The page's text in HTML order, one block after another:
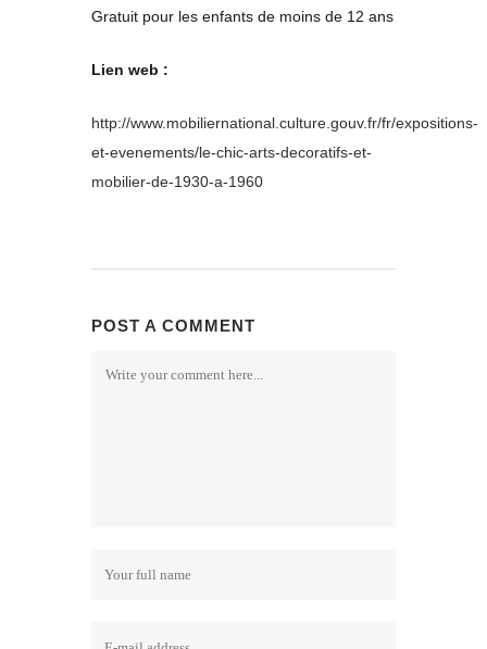
Gratuit pour les enfants de moins de 12 ans
Lien web :
http://www.mobiliernational.culture.gouv.fr/fr/expositions-
et-evenements/le-chic-arts-decoratifs-et-
mobilier-de-1930-a-1960
POST A COMMENT